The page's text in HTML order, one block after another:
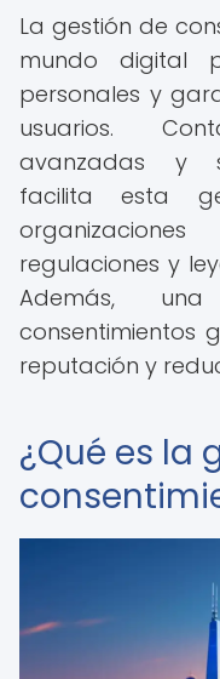
La gestión de
mundo digital
personales y
usuarios.
avanzadas y
facilita esta
regulaciones y
Además,
consentimientos
reputación y
¿Qué es la